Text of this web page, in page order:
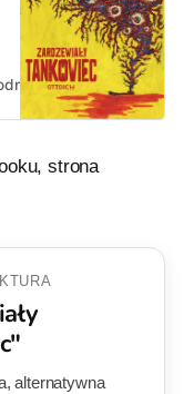
po świecie komiksów!
strona
alternatywna